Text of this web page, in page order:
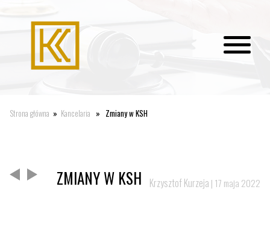
Strona główna » Kancelaria » Zmiany w KSH
ZMIANY W KSH Krzysztof Kurzeja | 17 maja 2022